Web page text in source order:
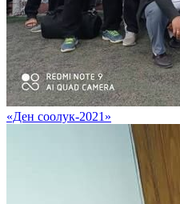
«Ден соолук-2021»